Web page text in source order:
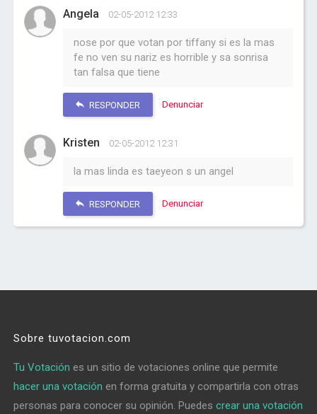
Angela 02-05-2012 12:33
nose por que votan por tiffany si es la mas
fe no ven su nariz es horrible y sa sonrisa
tan falsa que tiene
RESPONDER Denunciar
Kristen 02-05-2012 12:31
la mas linda es taeyeon s un angel
RESPONDER Denunciar
Sobre tuvotacion.com
Tu Votación es un sitio de votaciones online que permite
hacer una votación en forma gratuita y compartirla con otras
personas para conocer su opinión. Puedescrear una votación